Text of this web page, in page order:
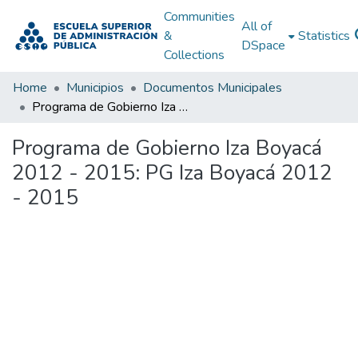
Communities
&
Collections
All of
DSpace
Statistics
Home Municipios
Documentos Municipales
Programa de Gobierno Iza Boyacá 2012 - 2015: PG Iza Boyacá 2012 - 2015
Programa de Gobierno Iza Boyacá
2012 - 2015: PG Iza Boyacá 2012
- 2015